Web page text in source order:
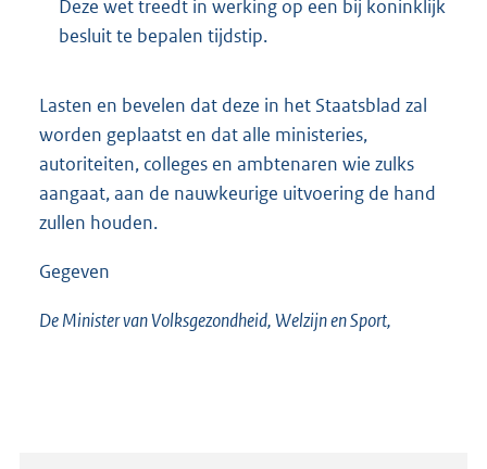
Deze wet treedt in werking op een bij koninklijk
besluit te bepalen tijdstip.
Lasten en bevelen dat deze in het Staatsblad zal
worden geplaatst en dat alle ministeries,
autoriteiten, colleges en ambtenaren wie zulks
aangaat, aan de nauwkeurige uitvoering de hand
zullen houden.
Gegeven
De Minister van Volksgezondheid, Welzijn en Sport,